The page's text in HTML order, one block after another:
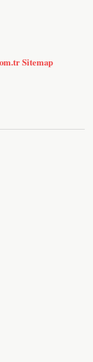
Sitemap